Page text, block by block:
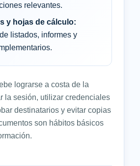
relevantes.
y hojas de cálculo:
listados, informes y
lograrse a costa de la
la sesión, utilizar credenciales
destinatarios y evitar copias
son hábitos básicos